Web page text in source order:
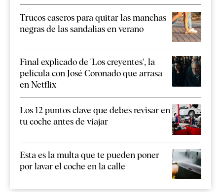
Trucos caseros para quitar las manchas
negras de las sandalias en verano
Final explicado de 'Los creyentes', la
película con José Coronado que arrasa
en Netflix
Los 12 puntos clave que debes revisar en
tu coche antes de viajar
Esta es la multa que te pueden poner
por lavar el coche en la calle